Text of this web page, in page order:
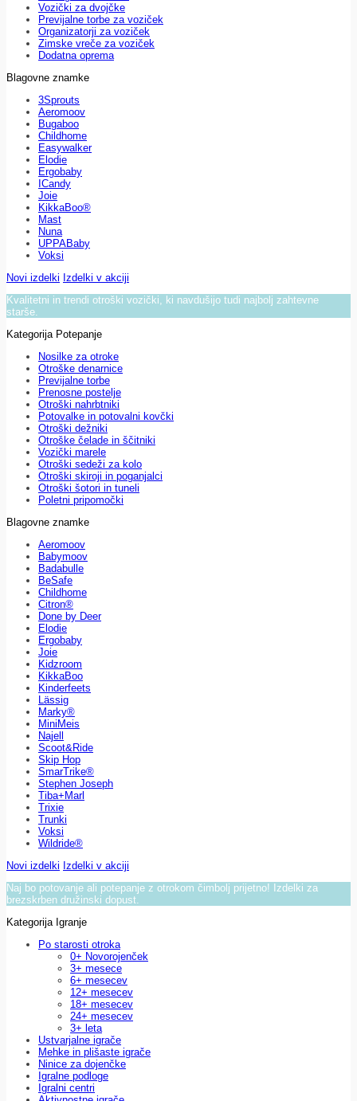
Vozički za dvojčke
Previjalne torbe za voziček
Organizatorji za voziček
Zimske vreče za voziček
Dodatna oprema
Blagovne znamke
3Sprouts
Aeromoov
Bugaboo
Childhome
Easywalker
Elodie
Ergobaby
ICandy
Joie
KikkaBoo®
Mast
Nuna
UPPABaby
Voksi
Novi izdelki Izdelki v akciji
Kvalitetni in trendi otroški vozički, ki navdušijo tudi najbolj zahtevne
starše.
Kategorija Potepanje
Nosilke za otroke
Otroške denarnice
Previjalne torbe
Prenosne postelje
Otroški nahrbtniki
Potovalke in potovalni kovčki
Otroški dežniki
Otroške čelade in ščitniki
Vozički marele
Otroški sedeži za kolo
Otroški skiroji in poganjalci
Otroški šotori in tuneli
Poletni pripomočki
Blagovne znamke
Aeromoov
Babymoov
Badabulle
BeSafe
Childhome
Citron®
Done by Deer
Elodie
Ergobaby
Joie
Kidzroom
KikkaBoo
Kinderfeets
Lässig
Marky®
MiniMeis
Najell
Scoot&Ride
Skip Hop
SmarTrike®
Stephen Joseph
Tiba+Marl
Trixie
Trunki
Voksi
Wildride®
Novi izdelki Izdelki v akciji
Naj bo potovanje ali potepanje z otrokom čimbolj prijetno! Izdelki za
brezskrben družinski dopust.
Kategorija Igranje
Po starosti otroka
0+ Novorojenček
3+ mesece
6+ mesecev
12+ mesecev
18+ mesecev
24+ mesecev
3+ leta
Ustvarjalne igrače
Mehke in plišaste igrače
Ninice za dojenčke
Igralne podloge
Igralni centri